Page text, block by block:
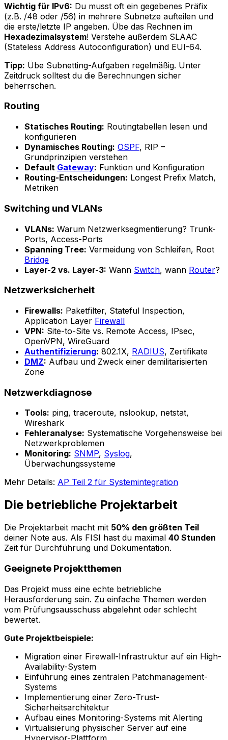
Wichtig für IPv6: Du musst oft ein gegebenes Präfix
(z.B. /48 oder /56) in mehrere Subnetze aufteilen und
die erste/letzte IP angeben. Übe das Rechnen im
Hexadezimalsystem! Verstehe außerdem SLAAC
(Stateless Address Autoconfiguration) und EUI-64.
Tipp: Übe Subnetting-Aufgaben regelmäßig. Unter
Zeitdruck solltest du die Berechnungen sicher
beherrschen.
Routing
Statisches Routing: Routingtabellen lesen und
konfigurieren
Dynamisches Routing: OSPF, RIP –
Grundprinzipien verstehen
Default Gateway: Funktion und Konfiguration
Routing-Entscheidungen: Longest Prefix Match,
Metriken
Switching und VLANs
VLANs: Warum Netzwerksegmentierung? Trunk-
Ports, Access-Ports
Spanning Tree: Vermeidung von Schleifen, Root
Bridge
Layer-2 vs. Layer-3: Wann Switch, wann Router?
Netzwerksicherheit
Firewalls: Paketfilter, Stateful Inspection,
Application Layer Firewall
VPN: Site-to-Site vs. Remote Access, IPsec,
OpenVPN, WireGuard
Authentifizierung: 802.1X, RADIUS, Zertifikate
DMZ: Aufbau und Zweck einer demilitarisierten
Zone
Netzwerkdiagnose
Tools: ping, traceroute, nslookup, netstat,
Wireshark
Fehleranalyse: Systematische Vorgehensweise bei
Netzwerkproblemen
Monitoring: SNMP, Syslog,
Überwachungssysteme
Mehr Details: AP Teil 2 für Systemintegration
Die betriebliche Projektarbeit
Die Projektarbeit macht mit 50% den größten Teil
deiner Note aus. Als FISI hast du maximal 40 Stunden
Zeit für Durchführung und Dokumentation.
Geeignete Projektthemen
Das Projekt muss eine echte betriebliche
Herausforderung sein. Zu einfache Themen werden
vom Prüfungsausschuss abgelehnt oder schlecht
bewertet.
Gute Projektbeispiele:
Migration einer Firewall-Infrastruktur auf ein High-
Availability-System
Einführung eines zentralen Patchmanagement-
Systems
Implementierung einer Zero-Trust-
Sicherheitsarchitektur
Aufbau eines Monitoring-Systems mit Alerting
Virtualisierung physischer Server auf eine
Hypervisor-Plattform